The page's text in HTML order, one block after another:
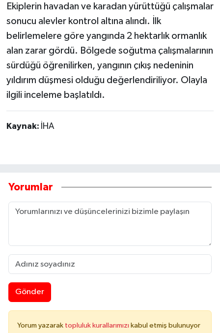
Ekiplerin havadan ve karadan yürüttüğü çalışmalar
sonucu alevler kontrol altına alındı. İlk
belirlemelere göre yangında 2 hektarlık ormanlık
alan zarar gördü. Bölgede soğutma çalışmalarının
sürdüğü öğrenilirken, yangının çıkış nedeninin
yıldırım düşmesi olduğu değerlendiriliyor. Olayla
ilgili inceleme başlatıldı.
Kaynak: İHA
Yorumlar
Gönder
Yorum yazarak topluluk kurallarımızı kabul etmiş bulunuyor